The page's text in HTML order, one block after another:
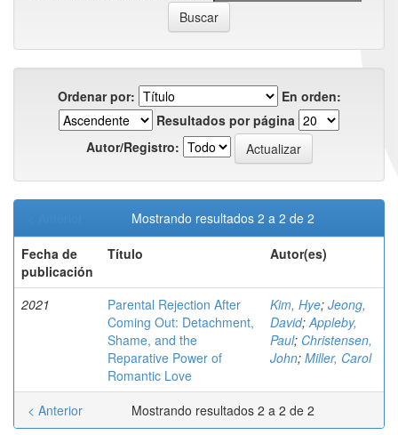
Ordenar por:
En orden:
Resultados por página
Autor/Registro:
Mostrando resultados 2 a 2 de 2
Fecha de
publicación
Título Autor(es)
2021
Parental Rejection After
Coming Out: Detachment,
Shame, and the
Reparative Power of
Romantic Love
Kim, Hye; Jeong,
David;Appleby,
Paul; Christensen,
John; Miller, Carol
Mostrando resultados 2 a 2 de 2
< Anterior